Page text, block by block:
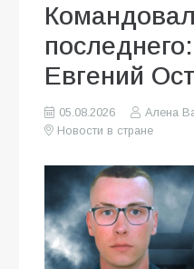
Евгений
05.08.2026
Алена
Новости в стране